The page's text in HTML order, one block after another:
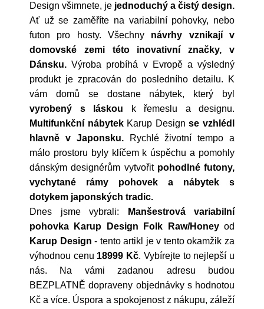
Design všimnete, je jednoduchý a čistý design.
Ať už se zaměříte na variabilní pohovky, nebo
futon pro hosty. Všechny návrhy vznikají v
domovské zemi této inovativní značky, v
Dánsku. Výroba probíhá v Evropě a výsledný
produkt je zpracován do posledního detailu. K
vám domů se dostane nábytek, který byl
vyrobený s láskou k řemeslu a designu.
Multifunkční nábytekKarup Designse vzhlédl
hlavně v Japonsku.Rychlé životní tempo a
málo prostoru byly klíčem k úspěchu a pomohly
dánským designérům vytvořit pohodlné futony,
vychytané rámy pohovek a nábytek s
dotykem japonských tradic.
Dnes jsme vybrali:
Manšestrová variabilní
pohovka Karup Design Folk Raw/Honeyod
Karup Design - tento artikl je v tento okamžik za
výhodnou cenu 18999 Kč. Vybírejte to nejlepší u
nás. Na vámi zadanou adresu budou
BEZPLATNĚ dopraveny objednávky s hodnotou
Kč a více. Úspora a spokojenost z nákupu, záleží